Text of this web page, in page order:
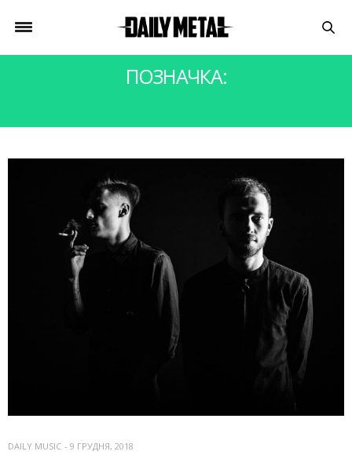
ПОЗНАЧКА:
DAILY MUSIC - 9 ГРУДНЯ, 2018